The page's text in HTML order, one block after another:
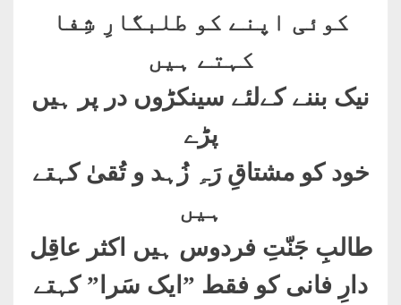
کوئی اپنے کو طلبگارِ شِفا
کہتے ہیں
نیک بننے کےلئے سینکڑوں در پر ہیں
پڑے
خود کو مشتاقِ رَہِ زُہد و تُقیٰ کہتے
ہیں
طالبِ جَنّتِ فردوس ہیں اکثر عاقِل
دارِ فانی کو فقط ”ایک سَرا” کہتے